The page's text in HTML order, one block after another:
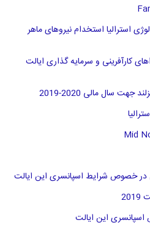
استرالیا استخدام نیروهای ماهر
کارآفرینی و سرمایه گذاری ایالت
سال مالی 2020-2019
در خصوص شرایط اسپانسری این ایالت
اسپانسری این ایالت